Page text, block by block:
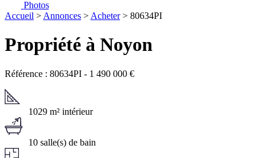
Photos
Accueil > Annonces > Acheter> 80634PI
Propriété à Noyon
Référence : 80634PI - 1 490 000 €
1029 m² intérieur
10 salle(s) de bain